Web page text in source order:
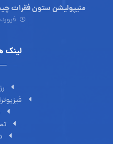
منیپولیشن ستون فقرات
فروردین
لینک